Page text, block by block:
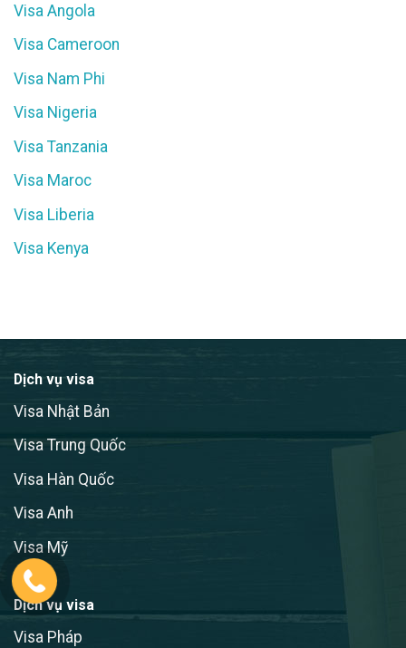
Visa Angola
Visa Cameroon
Visa Nam Phi
Visa Nigeria
Visa Tanzania
Visa Maroc
Visa Liberia
Visa Kenya
Dịch vụ visa
Visa Nhật Bản
Visa Trung Quốc
Visa Hàn Quốc
Visa Anh
Visa Mỹ
Dịch vụ visa
Visa Pháp